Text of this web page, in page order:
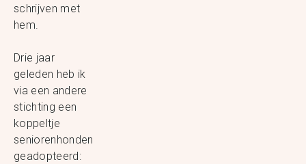
schrijven met
hem.
Drie jaar
geleden heb ik
via een andere
stichting een
koppeltje
seniorenhonden
geadopteerd: